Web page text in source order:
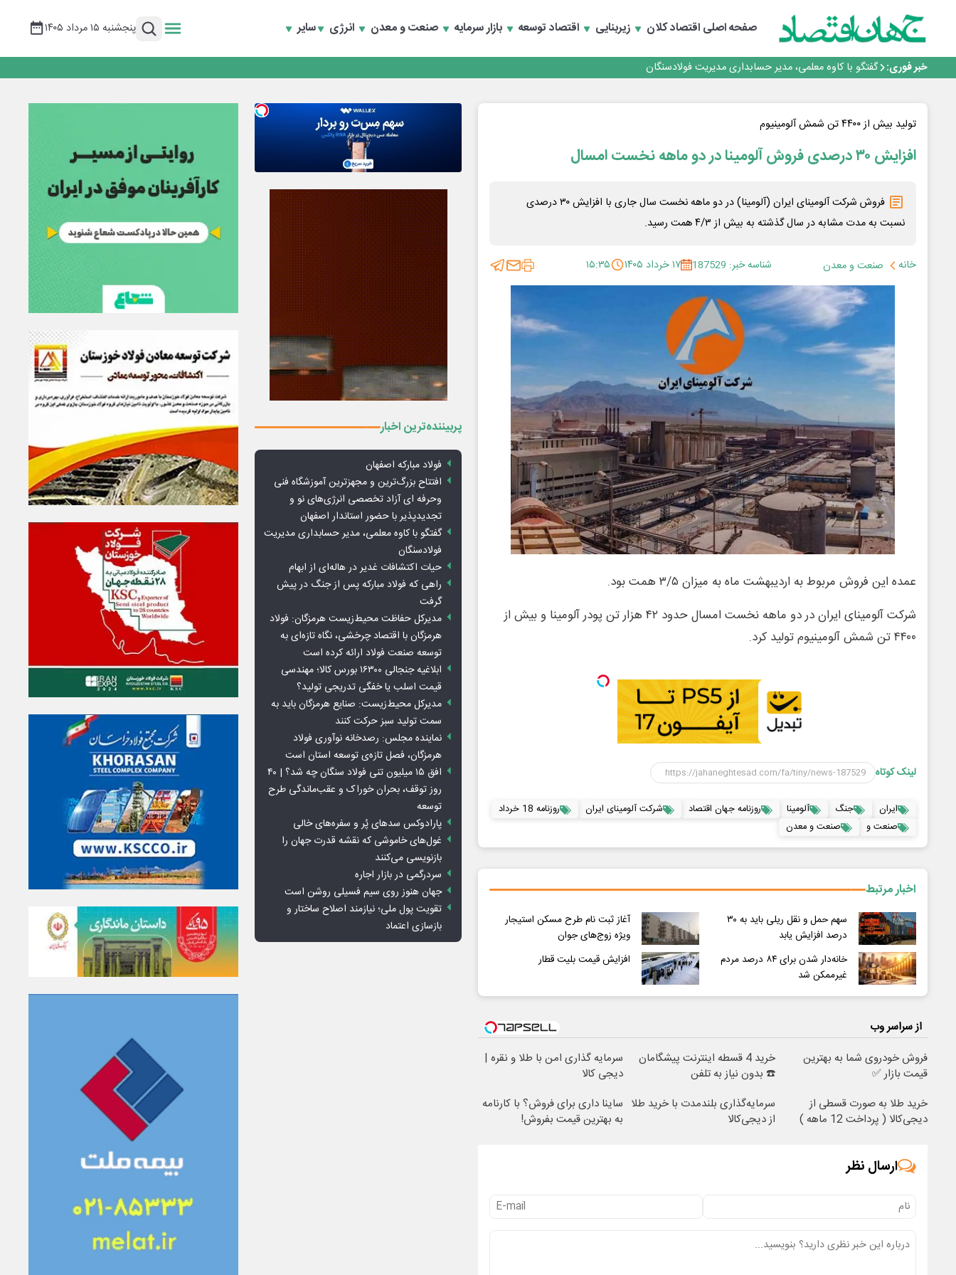
صفحه اصلیاقتصاد کلان زیربنایی اقتصاد توسعه بازار سرمایه صنعت و معدن انرژی سایر پنجشنبه ۱۵ مرداد ۱۴۰۵
خبر فوری:
راهی که فولاد مبارکه پس از جنگ در پیش گرفت
فولاد مبارکه اصفهان
گفتگو با کاوه معلمی، مدیر حسابداری مدیریت فولادسنگان
حیات اکتشافات غدیر در هاله‌ای از ابهام
راهی که فولاد مبارکه پس از جنگ در پیش گرفت
فولاد مبارکه اصفهان
افتتاح بزرگ‌ترین و مجهزترین آموزشگاه فنی وحرفه ای آزاد تخصصی انرژی‌های نو و تجدیدپذیر با حضور استاندار اصفهان
تولید بیش از ۴۴۰۰ تن شمش آلومینیوم
افزایش ۳۰ درصدی فروش آلومینا در دو ماهه نخست امسال
فروش شرکت آلومینای ایران (آلومینا) در دو ماهه نخست سال جاری با افزایش ۳۰ درصدی
نسبت به مدت مشابه در سال گذشته به بیش از ۴/۳ همت رسید.
خانه صنعت و معدن شناسه خبر: 187529 ۱۷ خرداد ۱۴۰۵ ۱۵:۳۵
عمده این فروش مربوط به اردیبهشت ماه به میزان ۳/۵ همت بود.
شرکت آلومینای ایران در دو ماهه نخست امسال حدود ۴۲ هزار تن پودر آلومینا و بیش از
۴۴۰۰ تن شمش آلومینیوم تولید کرد.
لینک کوتاه
ایران جنگ آلومینا روزنامه جهان اقتصاد شرکت آلومینای ایران
روزنامه 18 خرداد
صنعت و
صنعت و معدن
اخبار مرتبط
سهم حمل و نقل ریلی باید به ۳۰
درصد افزایش یابد
آغاز ثبت نام طرح مسکن استیجار
ویژه زوج‌های جوان
خانه‌دار شدن برای ۸۴ درصد مردم
غیرممکن شد
افزایش قیمت بلیت قطار
از سراسر وب
فروش خودروی شما به بهترین
قیمت بازار ✅
خرید 4 قسطه اینترنت پیشگامان
☎️ بدون نیاز به تلفن
سرمایه گذاری امن با طلا و نقره |
دیجی کالا
خرید طلا به صورت قسطی از
دیجی‌کالا ( پرداخت 12 ماهه )
سرمایه‌گذاری بلندمدت با خرید طلا
از دیجی‌کالا
ساینا داری برای فروش؟ با کارنامه
به بهترین قیمت بفروش!
ارسال نظر
پربیننده‌ترین اخبار
فولاد مبارکه اصفهان
افتتاح بزرگ‌ترین و مجهزترین آموزشگاه فنی
وحرفه ای آزاد تخصصی انرژی‌های نو و
تجدیدپذیر با حضور استاندار اصفهان
گفتگو با کاوه معلمی، مدیر حسابداری مدیریت
فولادسنگان
حیات اکتشافات غدیر در هاله‌ای از ابهام
راهی که فولاد مبارکه پس از جنگ در پیش
گرفت
مدیرکل حفاظت محیط‌زیست هرمزگان: فولاد
هرمزگان با اقتصاد چرخشی، نگاه تازه‌ای به
توسعه صنعت فولاد ارائه کرده است
ابلاغیه جنجالی ۱۶۳۰۰ بورس کالا؛ مهندسی
قیمت اسلب یا خفگی تدریجی تولید؟
مدیرکل محیط‌زیست: صنایع هرمزگان باید به
سمت تولید سبز حرکت کنند
نماینده مجلس: رصدخانه نوآوری فولاد
هرمزگان، فصل تازه‌ی توسعه استان است
افق ۱۵ میلیون تنی فولاد سنگان چه شد؟ | ۴۰
روز توقف، بحران خوراک و عقب‌ماندگی طرح
توسعه
پارادوکس سدهای پُر و سفره‌های خالی
غول‌های خاموشی که نقشه قدرت جهان را
بازنویسی می‌کنند
سردرگمی در بازار اجاره
جهان هنوز روی سیم فسیلی روشن است
تقویت پول ملی؛ نیازمند اصلاح ساختار و
بازسازی اعتماد